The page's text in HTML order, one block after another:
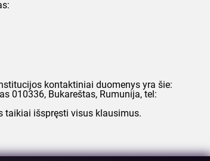
kontaktiniai duomenys yra šie:
010336, Bukareštas, Rumunija, tel:
taikiai išspręsti visus klausimus.